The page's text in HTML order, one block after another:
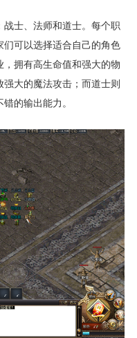
士、法师和道士。每个职
可以选择适合自己的角色
拥有高生命值和强大的物
大的魔法攻击；而道士则
的输出能力。